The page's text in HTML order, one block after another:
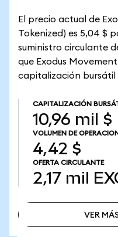
El precio actual de
Tokenized) es 5,04 $
suministro circulante
que Exodus
capitalización bursátil
CAPITALIZACIÓN
10,96 mil $
VOLUMEN DE
4,42 $
OFERTA CIRCULANTE
2,17 mil
VER